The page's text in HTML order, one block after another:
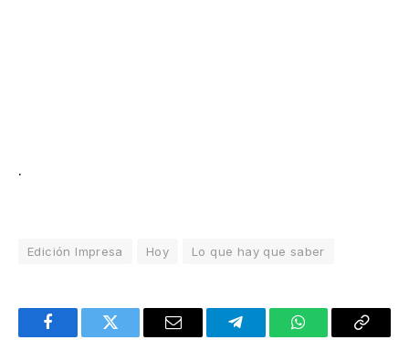
.
Edición Impresa Hoy Lo que hay que saber
FacebookTwitter Email TelegramWhatsAppCopy